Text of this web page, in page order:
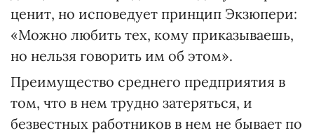
ценит, но исповедует принцип Экзюпери:
«Можно любить тех, кому приказываешь,
но нельзя говорить им об этом».
Преимущество среднего предприятия в
том, что в нем трудно затеряться, и
безвестных работников в нем не бывает по